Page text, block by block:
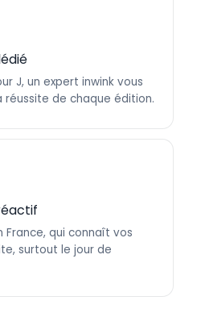
J, un expert inwink vous
de chaque édition.
France, qui connaît vos
surtout le jour de